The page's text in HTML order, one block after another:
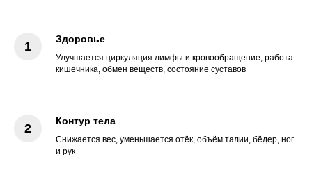
Здоровье
Улучшается циркуляция лимфы и кровообращение, работа
кишечника, обмен веществ, состояние суставов
Контур тела
Снижается вес, уменьшается отёк, объём талии, бёдер, ног
и рук